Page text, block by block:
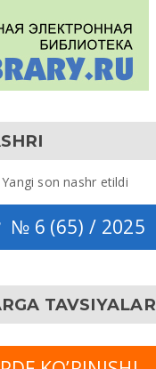
Yangi son nashr etildi
№ 6 (65) / 2025
TAVSIYALAR